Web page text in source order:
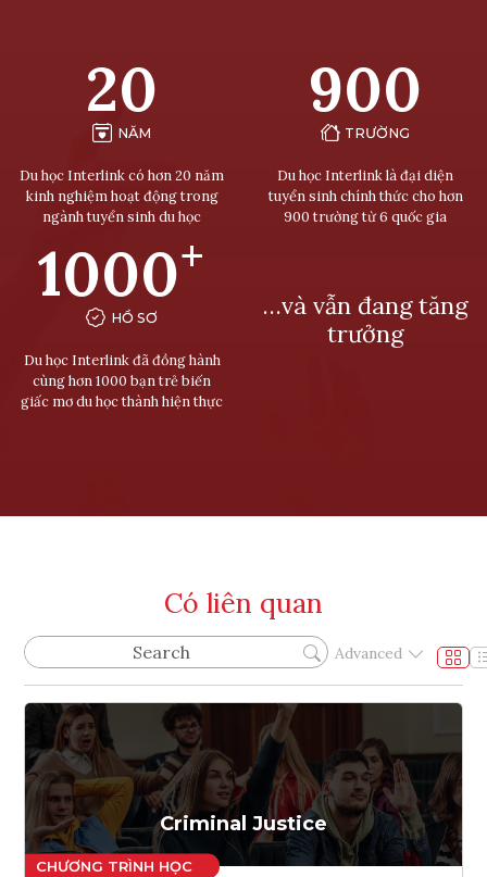
20
NĂM
Du học Interlink có hơn 20 năm
kinh nghiệm hoạt động trong
ngành tuyển sinh du học
900
TRƯỜNG
Du học Interlink là đại diện
tuyển sinh chính thức cho hơn
900 trường từ 6 quốc gia
1000+
HỒ SƠ
Du học Interlink đã đồng hành
cùng hơn 1000 bạn trẻ biến
giấc mơ du học thành hiện thực
…và vẫn đang tăng
trưởng
Có liên quan
Advanced
Criminal Justice